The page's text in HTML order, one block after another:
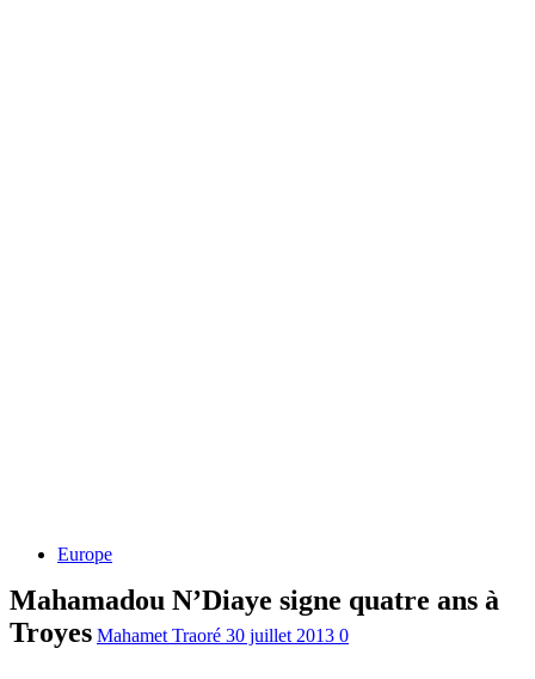
Europe
Mahamadou N’Diaye signe quatre ans à
Troyes Mahamet Traoré 30 juillet 2013 0